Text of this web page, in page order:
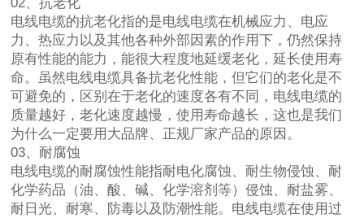
电线电缆的抗老化指的是电线电缆在机械应力、电应
力、热应力以及其他各种外部因素的作用下，仍然保持
原有性能的能力，能很大程度地延缓老化，延长使用寿
命。虽然电线电缆具备抗老化性能，但它们的老化是不
可避免的，区别在于老化的速度各有不同，电线电缆的
质量越好，老化速度越慢，使用寿命越长，这也是我们
为什么一定要用大品牌、正规厂家产品的原因。
03、耐腐蚀
电线电缆的耐腐蚀性能指耐电化腐蚀、耐生物侵蚀、耐
化学药品（油、酸、碱、化学溶剂等）侵蚀、耐盐雾、
耐日光、耐寒、防毒以及防潮性能。电线电缆在使用过